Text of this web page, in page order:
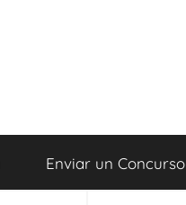
Enviar un Concurso